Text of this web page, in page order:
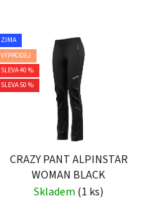
ZIMA
VÝPRODEJ
SLEVA 40 %
SLEVA 50 %
CRAZY PANT ALPINSTAR
WOMAN BLACK
Skladem (1 ks)